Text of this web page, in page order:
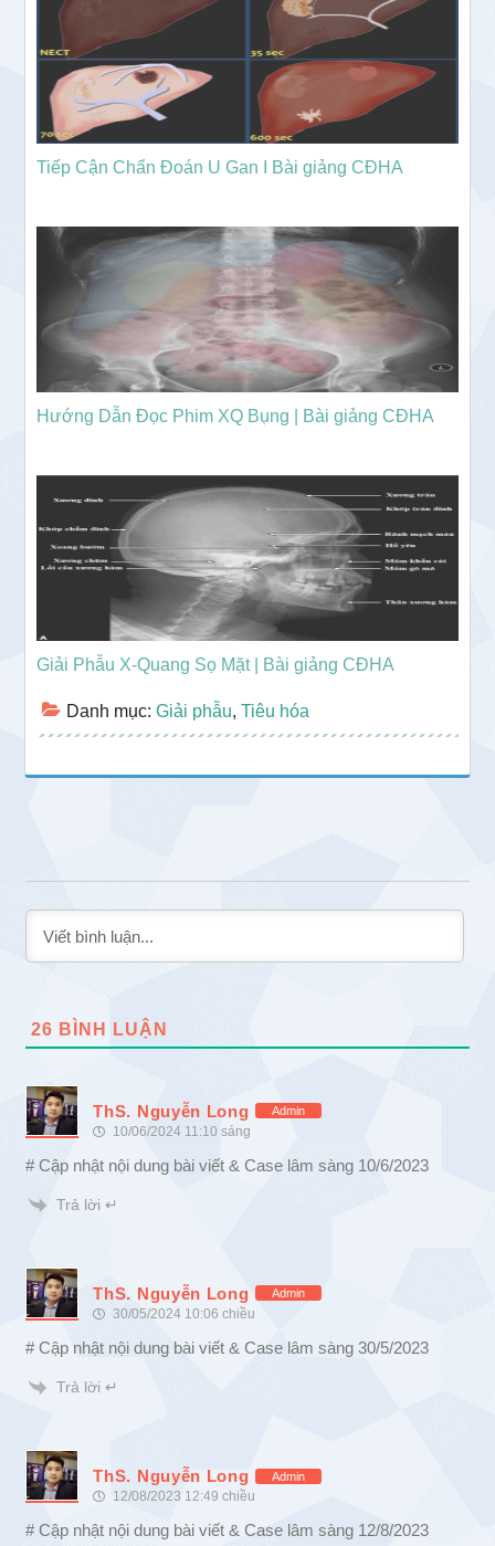
Tiếp Cận Chẩn Đoán U Gan I Bài giảng CĐHA
Hướng Dẫn Đọc Phim XQ Bụng | Bài giảng CĐHA
Giải Phẫu X-Quang Sọ Mặt | Bài giảng CĐHA
Danh mục:Giải phẫu,Tiêu hóa
26 BÌNH LUẬN
ThS. Nguyễn Long Admin
10/06/2024 11:10 sáng
# Cập nhật nội dung bài viết & Case lâm sàng 10/6/2023
Trả lời ↵
ThS. Nguyễn Long Admin
30/05/2024 10:06 chiều
# Cập nhật nội dung bài viết & Case lâm sàng 30/5/2023
Trả lời ↵
ThS. Nguyễn Long Admin
12/08/2023 12:49 chiều
# Cập nhật nội dung bài viết & Case lâm sàng 12/8/2023